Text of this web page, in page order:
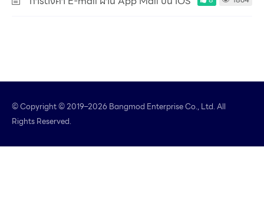
© Copyright © 2019–2026 Bangmod Enterprise Co., Ltd. All
Rights Reserved.